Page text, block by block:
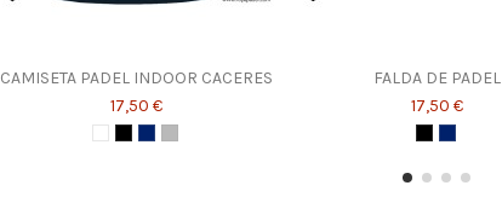
CAMISETA PADEL INDOOR CACERES
17,50 €
FALDA DE PADEL
17,50 €